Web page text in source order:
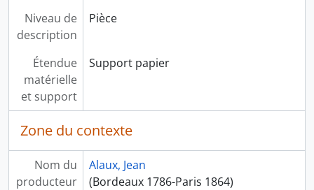
Niveau de
description
Pièce
Étendue
matérielle
et support
Support papier
Zone du contexte
Nom du
producteur
Alaux, Jean
(Bordeaux 1786-Paris 1864)